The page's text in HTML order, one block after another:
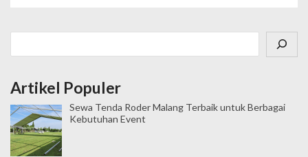
Artikel Populer
Sewa Tenda Roder Malang Terbaik untuk Berbagai
Kebutuhan Event